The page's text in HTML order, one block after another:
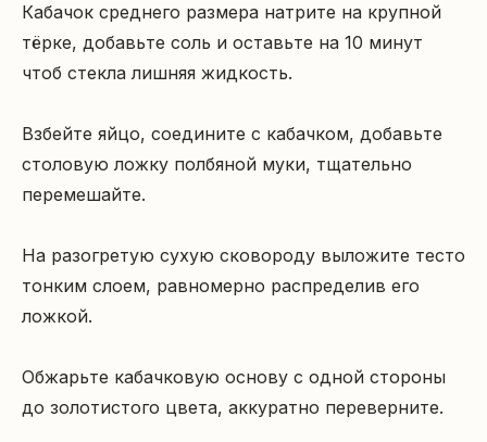
Кабачок среднего размера натрите на крупной
тёрке, добавьте соль и оставьте на 10 минут
чтоб стекла лишняя жидкость.
Взбейте яйцо, соедините с кабачком, добавьте
столовую ложку полбяной муки, тщательно
перемешайте.
На разогретую сухую сковороду выложите тесто
тонким слоем, равномерно распределив его
ложкой.
Обжарьте кабачковую основу с одной стороны
до золотистого цвета, аккуратно переверните.